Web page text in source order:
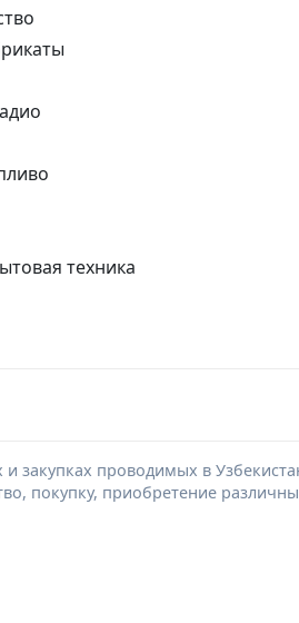
техника
закупках проводимых в
покупку, приобретение